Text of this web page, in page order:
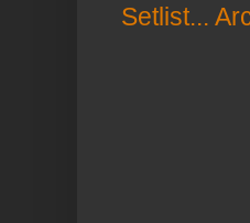
Setlist...